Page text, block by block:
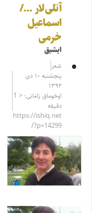
آتلی‌لار …/
اسماعیل
خرمی
ایشیق
شعر
پنجشنبه ۱۰ دی
۱۳۹۴
اوخوماق زامانی: < 1
دقیقه
https://ishiq.net
/?p=14299